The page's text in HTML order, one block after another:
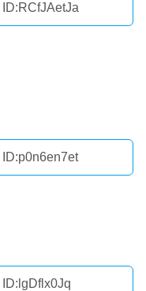
ID:RCfJAetJa
ID:p0n6en7et
ID:lgDflx0Jq